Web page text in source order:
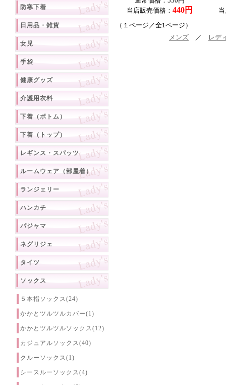
防寒下着
日用品・雑貨
女児
手袋
健康グッズ
介護用衣料
下着（ボトム）
下着（トップ）
レギンス・スパッツ
ルームウェア（部屋着）
ランジェリー
ハンカチ
パジャマ
ネグリジェ
タイツ
ソックス
５本指ソックス(24)
かかとツルツルカバー(1)
かかとツルツルソックス(12)
カジュアルソックス(40)
クルーソックス(1)
シースルーソックス(4)
当店販売価格： 440円
（１ページ／全1ページ）
メンズ ／ レデ